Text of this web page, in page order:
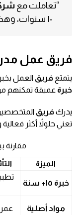
“تعاملت مع
١٠ سنوات، وهذا أعطاني ثقة كبيرة في الجودة”
فريق عمل
يتمتع فريق العمل بخبرة تصل إلى
خبرة عميقة تمكنهم من
يدرك فريق
تعني حلولاً أكثر
مقارنة
الميزة
خبرة ١٥+ سنة
مواد أصلية